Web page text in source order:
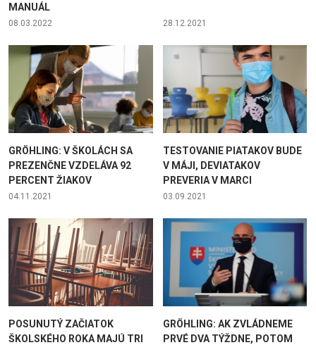
MANUÁL
08.03.2022 28.12.2021
GRÖHLING: V ŠKOLÁCH SA
PREZENČNE VZDELÁVA 92
PERCENT ŽIAKOV
04.11.2021
TESTOVANIE PIATAKOV BUDE
V MÁJI, DEVIATAKOV
PREVERIA V MARCI
03.09.2021
POSUNUTÝ ZAČIATOK
ŠKOLSKÉHO ROKA MAJÚ TRI
GRÖHLING: AK ZVLÁDNEME
PRVÉ DVA TÝŽDNE, POTOM